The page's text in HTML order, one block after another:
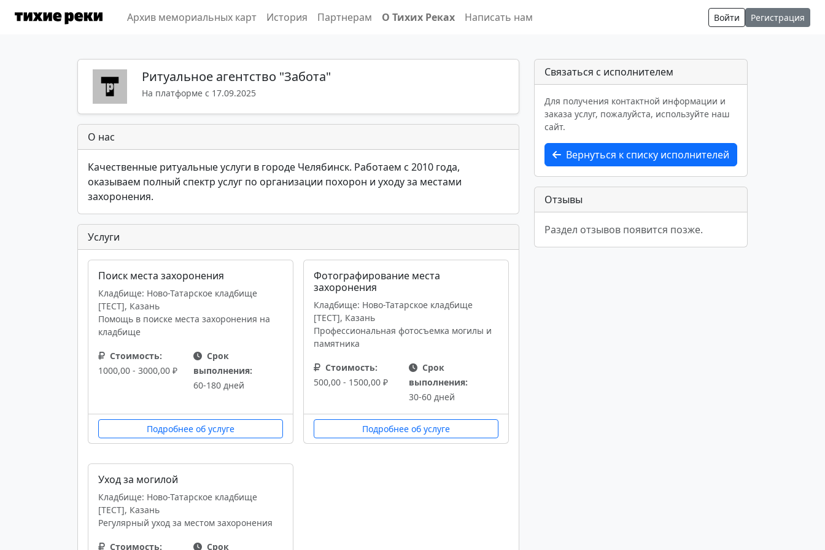
Архив мемориальных карт История Партнерам О Тихих Реках Написать нам Войти Регистрация
Ритуальное агентство "Забота"
На платформе с 17.09.2025
О нас
Качественные ритуальные услуги в городе Челябинск. Работаем с 2010 года,
оказываем полный спектр услуг по организации похорон и уходу за местами
захоронения.
Услуги
Поиск места захоронения
Кладбище: Ново-Татарское кладбище
[ТЕСТ], Казань
Помощь в поиске места захоронения на
кладбище
Стоимость:
1000,00 - 3000,00 ₽
Срок
выполнения:
60-180 дней
Подробнее об услуге
Фотографирование места
захоронения
Кладбище: Ново-Татарское кладбище
[ТЕСТ], Казань
Профессиональная фотосъемка могилы и
памятника
Стоимость:
500,00 - 1500,00 ₽
Срок
выполнения:
30-60 дней
Подробнее об услуге
Уход за могилой
Кладбище: Ново-Татарское кладбище
[ТЕСТ], Казань
Регулярный уход за местом захоронения
Стоимость: Срок
Связаться с исполнителем
Для получения контактной информации и
заказа услуг, пожалуйста, используйте наш
сайт.
Вернуться к списку исполнителей
Отзывы
Раздел отзывов появится позже.